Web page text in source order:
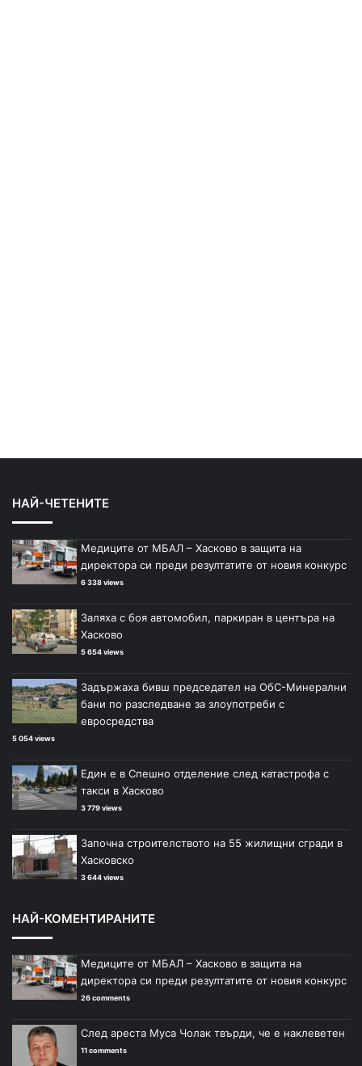
НАЙ-ЧЕТЕНИТЕ
Медиците от МБАЛ – Хасково в защита на
директора си преди резултатите от новия конкурс
6 338 views
Заляха с боя автомобил, паркиран в центъра на
Хасково
5 654 views
Задържаха бивш председател на ОбС-Минерални
бани по разследване за злоупотреби с
евросредства
5 054 views
Един е в Спешно отделение след катастрофа с
такси в Хасково
3 779 views
Започна строителството на 55 жилищни сгради в
Хасковско
3 644 views
НАЙ-КОМЕНТИРАНИТЕ
Медиците от МБАЛ – Хасково в защита на
директора си преди резултатите от новия конкурс
26 comments
След ареста Муса Чолак твърди, че е наклеветен
11 comments